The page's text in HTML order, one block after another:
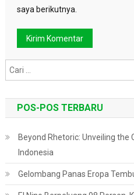
saya berikutnya.
POS-POS TERBARU
Beyond Rhetoric: Unveiling the
Indonesia
Gelombang Panas Eropa